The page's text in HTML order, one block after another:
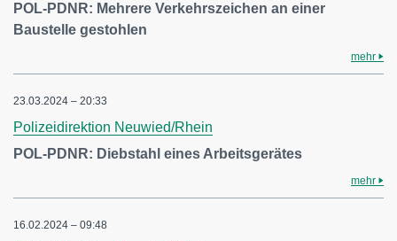
POL-PDNR: Mehrere Verkehrszeichen an einer
Baustelle gestohlen
mehr
23.03.2024 – 20:33
Polizeidirektion Neuwied/Rhein
POL-PDNR: Diebstahl eines Arbeitsgerätes
mehr
16.02.2024 – 09:48